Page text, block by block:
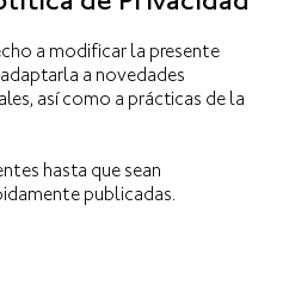
a modificar la presente
a novedades
así como a prácticas de la
hasta que sean
publicadas.